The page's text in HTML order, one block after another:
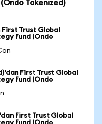
Tokenized)
First Trust Global
Fund (Ondo
First Trust Global
Fund (Ondo
First Trust Global
Fund (Ondo